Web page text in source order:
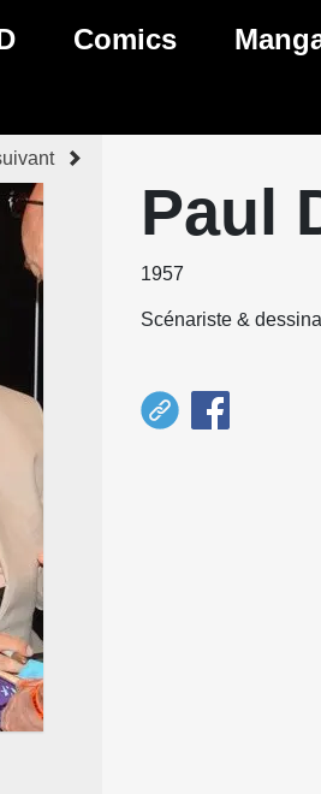
sorties BD
BD
Comics
Genres Comics Genres
Paul
1957
Scénariste &